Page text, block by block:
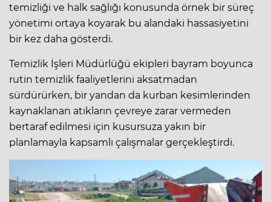
temizliği ve halk sağlığı konusunda örnek bir süreç
yönetimi ortaya koyarak bu alandaki hassasiyetini
bir kez daha gösterdi.
Temizlik İşleri Müdürlüğü ekipleri bayram boyunca
rutin temizlik faaliyetlerini aksatmadan
sürdürürken, bir yandan da kurban kesimlerinden
kaynaklanan atıkların çevreye zarar vermeden
bertaraf edilmesi için kusursuza yakın bir
planlamayla kapsamlı çalışmalar gerçekleştirdi.